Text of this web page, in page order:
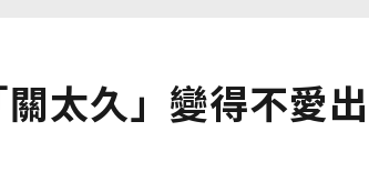
太久」變得不愛